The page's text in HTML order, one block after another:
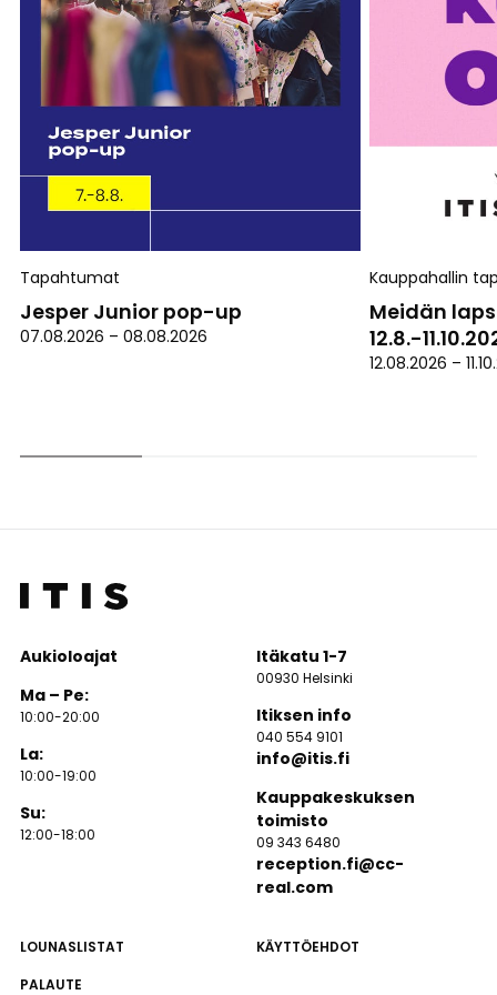
Tapahtumat
Jesper Junior pop-up
07.08.2026 – 08.08.2026
Kauppahallin
Meidän
12.8.-
12.08.2026 –
LOUNASLISTAT
KÄYTTÖEHDOT
PALAUTE
Aukioloajat
Ma – Pe:
10:00-20:00
La:
10:00-19:00
Su:
12:00-18:00
Itäkatu 1-7
00930 Helsinki
Itiksen info
040 554 9101
info@itis.fi
Kauppakeskuksen
toimisto
09 343 6480
reception.fi@cc-
real.com